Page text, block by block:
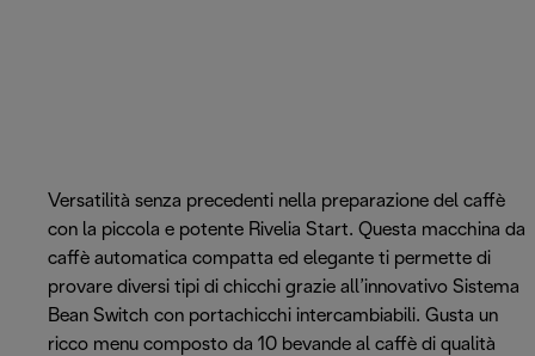
Versatilità senza precedenti nella preparazione del caffè
con la piccola e potente Rivelia Start. Questa macchina da
caffè automatica compatta ed elegante ti permette di
provare diversi tipi di chicchi grazie all’innovativo Sistema
Bean Switch con portachicchi intercambiabili. Gusta un
ricco menu composto da 10 bevande al caffè di qualità